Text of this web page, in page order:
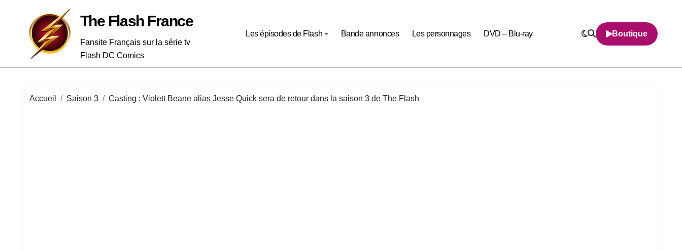
The Flash France
Fansite Français sur la série tv
Flash DC Comics
Les épisodes de Flash Bande annonces Les personnages DVD – Blu-ray Boutique
Accueil Saison 3 Casting : Violett Beane alias Jesse Quick sera de retour dans la saison 3 de The Flash